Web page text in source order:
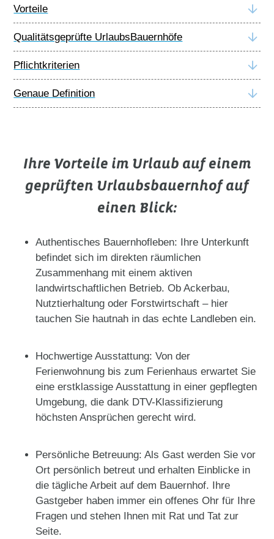
Vorteile
Qualitätsgeprüfte UrlaubsBauernhöfe
Pflichtkriterien
Genaue Definition
Ihre Vorteile im Urlaub auf einem
geprüften Urlaubsbauernhof auf
einen Blick:
Authentisches Bauernhofleben: Ihre Unterkunft
befindet sich im direkten räumlichen
Zusammenhang mit einem aktiven
landwirtschaftlichen Betrieb. Ob Ackerbau,
Nutztierhaltung oder Forstwirtschaft – hier
tauchen Sie hautnah in das echte Landleben ein.
Hochwertige Ausstattung: Von der
Ferienwohnung bis zum Ferienhaus erwartet Sie
eine erstklassige Ausstattung in einer gepflegten
Umgebung, die dank DTV-Klassifizierung
höchsten Ansprüchen gerecht wird.
Persönliche Betreuung: Als Gast werden Sie vor
Ort persönlich betreut und erhalten Einblicke in
die tägliche Arbeit auf dem Bauernhof. Ihre
Gastgeber haben immer ein offenes Ohr für Ihre
Fragen und stehen Ihnen mit Rat und Tat zur
Seite.